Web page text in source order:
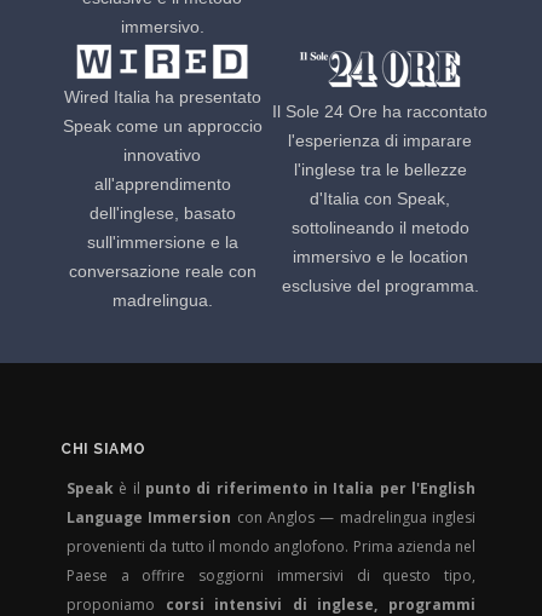
immersivo.
Wired Italia ha presentato
Speak come un approccio
innovativo
all'apprendimento
dell'inglese, basato
sull'immersione e la
conversazione reale con
madrelingua.
Il Sole 24 Ore ha raccontato
l'esperienza di imparare
l'inglese tra le bellezze
d'Italia con Speak,
sottolineando il metodo
immersivo e le location
esclusive del programma.
CHI SIAMO
Speak è il punto di riferimento in Italia per l'English
Language Immersion con Anglos — madrelingua inglesi
provenienti da tutto il mondo anglofono. Prima azienda nel
Paese a offrire soggiorni immersivi di questo tipo,
proponiamo corsi intensivi di inglese, programmi